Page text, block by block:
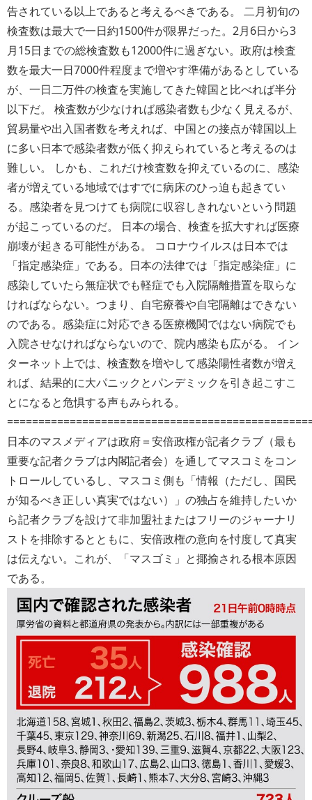
告されている以上であると考えるべきである。 二月初旬の
検査数は最大で一日約1500件が限界だった。2月6日から3
月15日までの総検査数も12000件に過ぎない。政府は検査
数を最大一日7000件程度まで増やす準備があるとしている
が、一日二万件の検査を実施してきた韓国と比べれば半分
以下だ。 検査数が少なければ感染者数も少なく見えるが、
貿易量や出入国者数を考えれば、中国との接点が韓国以上
に多い日本で感染者数が低く抑えられていると考えるのは
難しい。 しかも、これだけ検査数を抑えているのに、感染
者が増えている地域ではすでに病床のひっ迫も起きてい
る。感染者を見つけても病院に収容しきれないという問題
が起こっているのだ。 日本の場合、検査を拡大すれば医療
崩壊が起きる可能性がある。 コロナウイルスは日本では
「指定感染症」である。日本の法律では「指定感染症」に
感染していたら無症状でも軽症でも入院隔離措置を取らな
ければならない。つまり、自宅療養や自宅隔離はできない
のである。感染症に対応できる医療機関ではない病院でも
入院させなければならないので、院内感染も広がる。 イン
ターネット上では、検査数を増やして感染陽性者数が増え
れば、結果的に大パニックとパンデミックを引き起こすこ
とになると危惧する声もみられる。
日本のマスメディアは政府＝安倍政権が記者クラブ（最も
重要な記者クラブは内閣記者会）を通してマスコミをコン
トロールしているし、マスコミ側も「情報（ただし、国民
が知るべき正しい真実ではない）」の独占を維持したいか
ら記者クラブを設けて非加盟社またはフリーのジャーナリ
ストを排除するとともに、安倍政権の意向を忖度して真実
は伝えない。これが、「マスゴミ」と揶揄される根本原因
である。